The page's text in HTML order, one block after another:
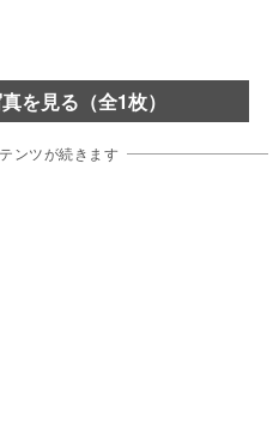
を見る（全1枚）
ンツが続きます